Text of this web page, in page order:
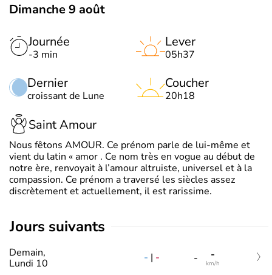
Dimanche 9 août
Journée
-3 min
Dernier
croissant de Lune
Lever
05h37
Coucher
20h18
Saint Amour
Nous fêtons AMOUR. Ce prénom parle de lui-même et
vient du latin « amor . Ce nom très en vogue au début de
notre ère, renvoyait à l’amour altruiste, universel et à la
compassion. Ce prénom a traversé les siècles assez
discrètement et actuellement, il est rarissime.
jours suivants
Demain,
Lundi 10
- | - - -
km/h